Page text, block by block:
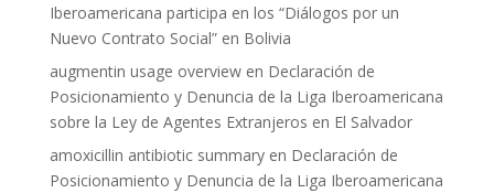
Iberoamericana participa en los “Diálogos por un
Nuevo Contrato Social” en Bolivia
augmentin usage overviewen Declaración de
Posicionamiento y Denuncia de la Liga Iberoamericana
sobre la Ley de Agentes Extranjeros en El Salvador
amoxicillin antibiotic summaryen Declaración de
Posicionamiento y Denuncia de la Liga Iberoamericana